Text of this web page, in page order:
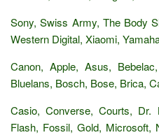
Sony, Swiss Army, The Body
Western Digital, Xiaomi,
Canon, Apple, Asus,
Bluelans, Bosch, Bose, Brica,
Casio, Converse, Courts, Dr.
Flash, Fossil, Gold, Microsoft,